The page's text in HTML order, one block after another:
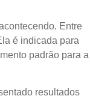
Entre
é indicada para
padrão para a
resultados